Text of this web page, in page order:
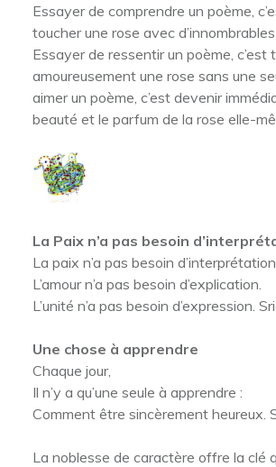
Essayer de comprendre un poème,
toucher une rose avec
Essayer de ressentir un poème, c’est
amoureusement une rose sans une
aimer un poème, c’est devenir
beauté et le parfum de la rose elle-
La Paix n’a pas besoin
La paix n’a pas besoin d’interprétation.
L’amour n’a pas besoin d’explication.
L’unité n’a pas besoin d’expression.
Une chose à apprendre
Chaque jour,
Il n’y a qu’une seule à apprendre :
Comment être sincèrement heureux.
La noblesse de caractère offre la clé